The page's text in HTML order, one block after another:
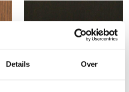
Details Over